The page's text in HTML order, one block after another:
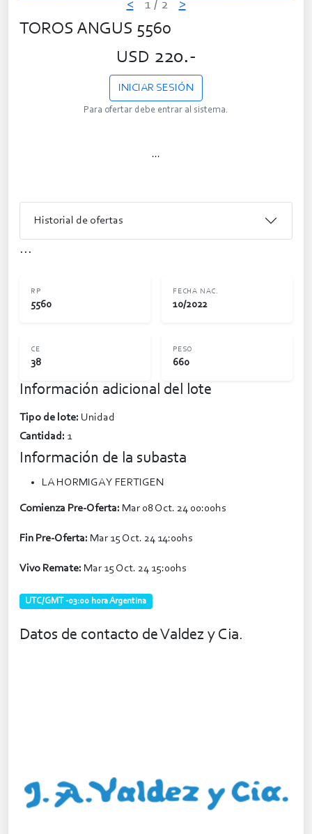
< 1 / 2 >
TOROS ANGUS 5560
USD 220.-
INICIAR SESIÓN
Para ofertar debe entrar al sistema.
...
Historial de ofertas
...
RP
5560
FECHA NAC.
10/2022
CE
38
PESO
660
Información adicional del lote
Tipo de lote: Unidad
Cantidad: 1
Información de la subasta
LA HORMIGA Y FERTIGEN
Comienza Pre-Oferta: Mar 08 Oct. 24 00:00hs
Fin Pre-Oferta: Mar 15 Oct. 24 14:00hs
Vivo Remate: Mar 15 Oct. 24 15:00hs
UTC/GMT -03:00 hora Argentina
Datos de contacto de Valdez y Cia.